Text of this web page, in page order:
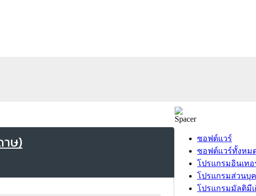
าษ)
ซอฟต์แวร์
ซอฟต์แวร์ทั้งหม
โปรแกรมอินเทอ
โปรแกรมส่วนบุ
โปรแกรมมัลติมีเ